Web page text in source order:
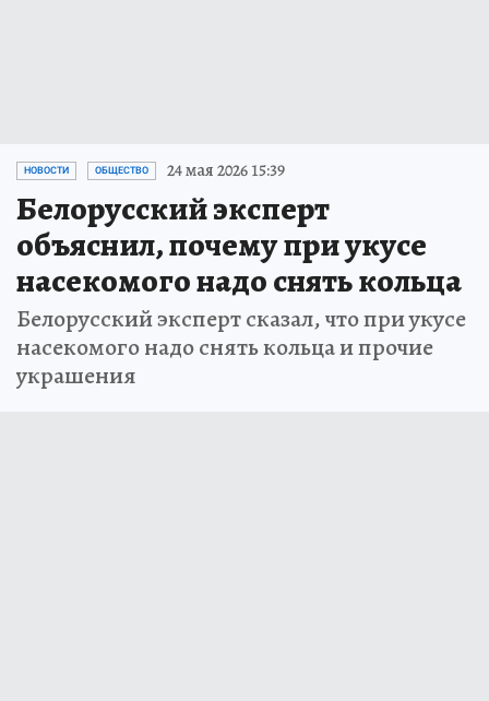
НОВОСТИ ОБЩЕСТВО 24 мая 2026 15:39
Белорусский эксперт
объяснил, почему при укусе
насекомого надо снять кольца
Белорусский эксперт сказал, что при укусе
насекомого надо снять кольца и прочие
украшения